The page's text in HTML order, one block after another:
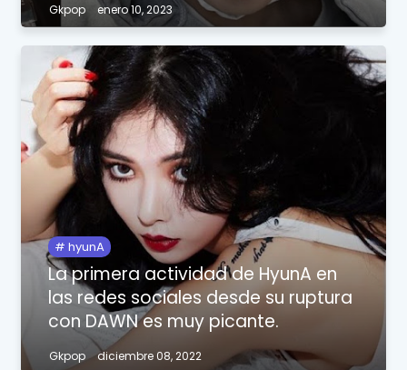
Gkpop enero 10, 2023
hyunA
La primera actividad de HyunA en
las redes sociales desde su ruptura
con DAWN es muy picante.
Gkpop diciembre 08, 2022